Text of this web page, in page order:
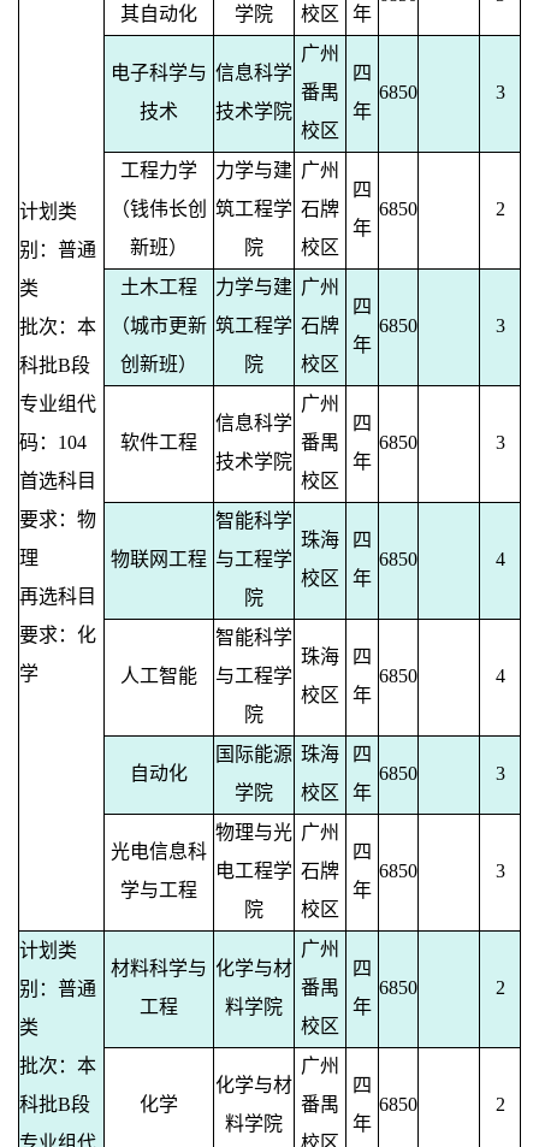
计划类
别：普通
类
批次：本
科批B段
专业组代
码：104
首选科目
要求：物
理
再选科目
要求：化
学
其自动化 学院 校区 年
电子科学与
技术
信息科学
技术学院
广州
番禺
校区
四
年
6850 3
工程力学
（钱伟长创
新班）
力学与建
筑工程学
院
广州
石牌
校区
四
年
6850 2
土木工程
（城市更新
创新班）
力学与建
筑工程学
院
广州
石牌
校区
四
年
6850 3
软件工程
信息科学
技术学院
广州
番禺
校区
四
年
6850 3
物联网工程
智能科学
与工程学
院
珠海
校区
四
年
6850 4
人工智能
智能科学
与工程学
院
珠海
校区
四
年
6850 4
自动化
国际能源
学院
珠海
校区
四
年
6850 3
光电信息科
学与工程
物理与光
电工程学
院
广州
石牌
校区
四
年
6850 3
计划类
别：普通
类
批次：本
科批B段
专业组代
材料科学与
工程
化学与材
料学院
广州
番禺
校区
四
年
6850 2
化学
化学与材
料学院
广州
番禺
校区
四
年
6850 2